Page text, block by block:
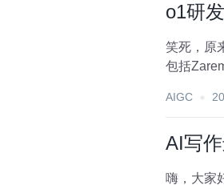
o1研
笑死，原
包括
AIGC
AI写
嗨，大家好，我是大象。 AI 写作今年可谓是大放光